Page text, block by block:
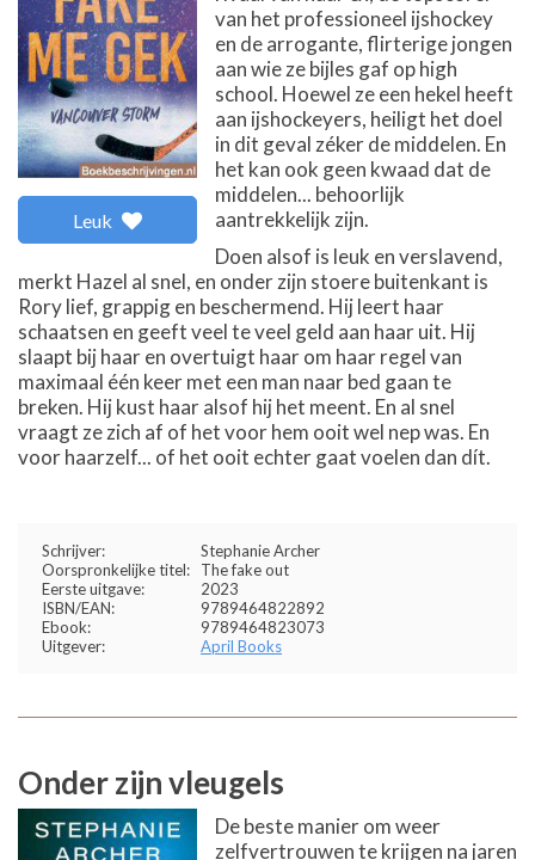
Leuk
van het professioneel ijshockey
en de arrogante, flirterige jongen
aan wie ze bijles gaf op high
school. Hoewel ze een hekel heeft
aan ijshockeyers, heiligt het doel
in dit geval zéker de middelen. En
het kan ook geen kwaad dat de
middelen... behoorlijk
aantrekkelijk zijn.
Doen alsof is leuk en verslavend,
merkt Hazel al snel, en onder zijn stoere buitenkant is
Rory lief, grappig en beschermend. Hij leert haar
schaatsen en geeft veel te veel geld aan haar uit. Hij
slaapt bij haar en overtuigt haar om haar regel van
maximaal één keer met een man naar bed gaan te
breken. Hij kust haar alsof hij het meent. En al snel
vraagt ze zich af of het voor hem ooit wel nep was. En
voor haarzelf... of het ooit echter gaat voelen dan dít.
Schrijver:
Stephanie Archer
Oorspronkelijke titel:
The fake out
Eerste uitgave:
2023
ISBN/EAN:
9789464822892
Ebook:
9789464823073
Uitgever:
April Books
Onder zijn vleugels
De beste manier om weer
zelfvertrouwen te krijgen na jaren